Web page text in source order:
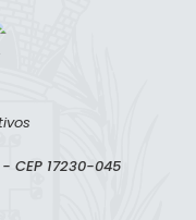
CEP 17230-045